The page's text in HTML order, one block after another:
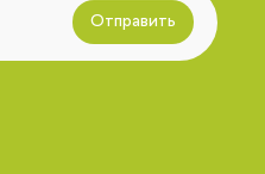
Отправить